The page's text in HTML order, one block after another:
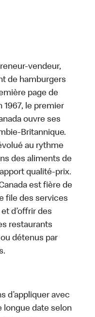
vendeur,
de hamburgers
page de
1967, le premier
ouvre ses
Britannique.
au rythme
des aliments de
qualité-prix.
est fière de
file des services
d’offrir des
restaurants
détenus par
d’appliquer avec
longue date selon